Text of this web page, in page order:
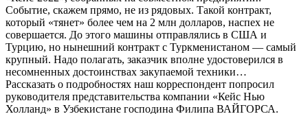
Событие, скажем прямо, не из рядовых. Такой контракт,
который «тянет» более чем на 2 млн долларов, наспех не
совершается. До этого машины отправлялись в США и
Турцию, но нынешний контракт с Туркменистаном — самый
крупный. Надо полагать, заказчик вполне удостоверился в
несомненных достоинствах закупаемой техники…
Рассказать о подробностях наш корреспондент попросил
руководителя представительства компании «Кейс Нью
Холланд» в Узбекистане господина Филипа ВАЙГОРСА.